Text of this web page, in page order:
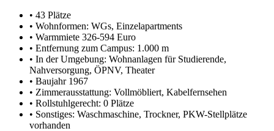
• 43 Plätze
• Wohnformen: WGs, Einzelapartments
• Warmmiete 326-594 Euro
• Entfernung zum Campus: 1.000 m
• In der Umgebung: Wohnanlagen für Studierende,
Nahversorgung, ÖPNV, Theater
• Baujahr 1967
• Zimmerausstattung: Vollmöbliert, Kabelfernsehen
• Rollstuhlgerecht: 0 Plätze
• Sonstiges: Waschmaschine, Trockner, PKW-Stellplätze
vorhanden